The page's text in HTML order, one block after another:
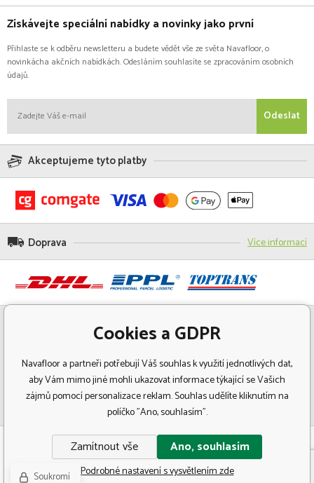
Získávejte speciální nabídky a novinky jako první
Přihlaste se k odběru newsletteru a budete vědět vše ze světa Navafloor, o
novinkácha akčních nabídkách. Odesláním souhlasíte se zpracováním osobních
údajů.
Odeslat
Akceptujeme tyto platby
Doprava Více informací
© Copyright 2018 Navafloor - Specializovaný prodej podlahových krytin.
Všechna práva vyhrazena.
Cookies a GDPR
Navafloor a partneři potřebují Váš souhlas k využití jednotlivých dat,
aby Vám mimo jiné mohli ukazovat informace týkající se Vašich
zájmů pomocí personalizace reklam. Souhlas udělíte kliknutím na
políčko "Ano, souhlasím".
Zamítnout vše Ano, souhlasím
Podrobné nastavení s vysvětlením zde
Soukromí